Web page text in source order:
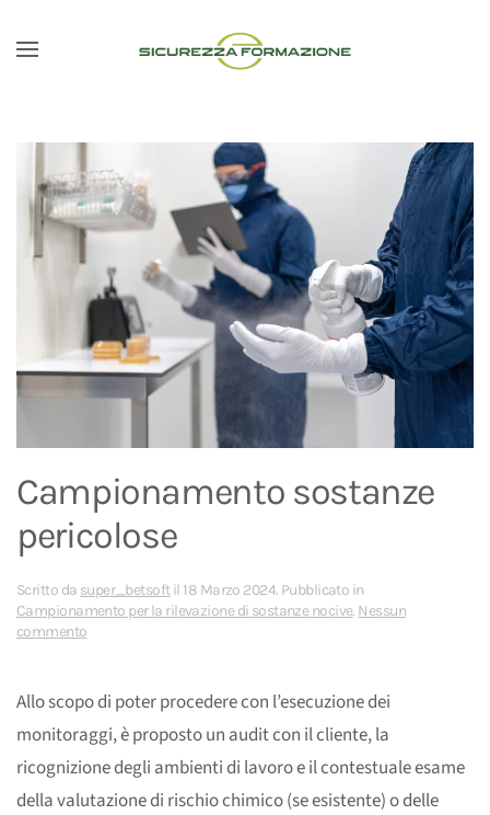
Passa al contenuto principale
Campionamento sostanze
pericolose
Scritto da super_betsoftil 18 Marzo 2024. Pubblicato in
Campionamento per la rilevazione di sostanze nocive. Nessun
commentosu
pericolose
Allo scopo di poter procedere con l’esecuzione dei
monitoraggi, è proposto un audit con il cliente, la
ricognizione degli ambienti di lavoro e il contestuale esame
della valutazione di rischio chimico (se esistente) o delle